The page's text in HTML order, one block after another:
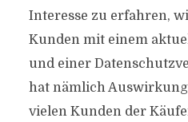
Interesse zu erfahren,
Kunden mit einem
und einer
hat nämlich
vielen Kunden der